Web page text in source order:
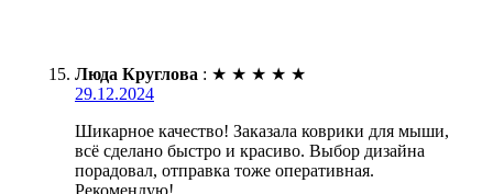
Люда Круглова : ★ ★ ★ ★ ★
29.12.2024
Шикарное качество! Заказала коврики для мыши,
всё сделано быстро и красиво. Выбор дизайна
порадовал, отправка тоже оперативная.
Рекомендую!